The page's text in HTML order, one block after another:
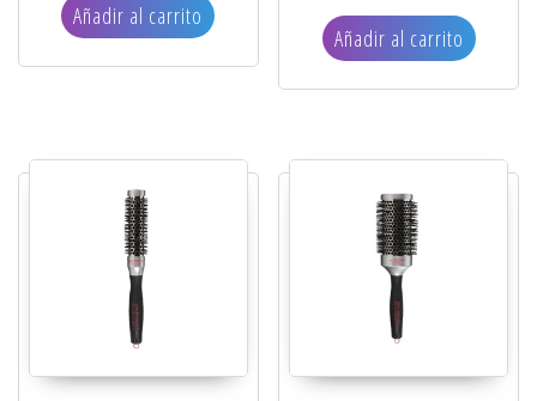
Añadir al carrito
Añadir al carrito